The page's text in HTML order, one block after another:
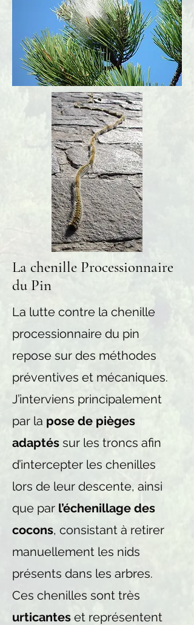
La chenille Processionnaire
du Pin
La lutte contre la chenille
processionnaire du pin
repose sur des méthodes
préventives et mécaniques.
J’interviens principalement
par la pose de pièges
adaptés sur les troncs afin
d’intercepter les chenilles
lors de leur descente, ainsi
que par l’échenillage des
cocons, consistant à retirer
manuellement les nids
présents dans les arbres.
Ces chenilles sont très
urticantes et représentent